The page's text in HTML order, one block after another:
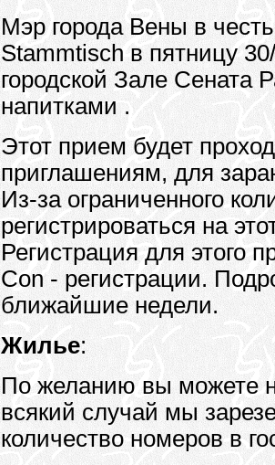
Мэр города Вены в
Stammtisch в пятницу
городской Зале Сената
напитками .
Этот прием будет
приглашениям, для
Из-за ограниченного
регистрироваться на
Регистрация для этого
Con - регистрации.
ближайшие недели.
Жилье:
По желанию вы можете
всякий случай мы
количество номеров в